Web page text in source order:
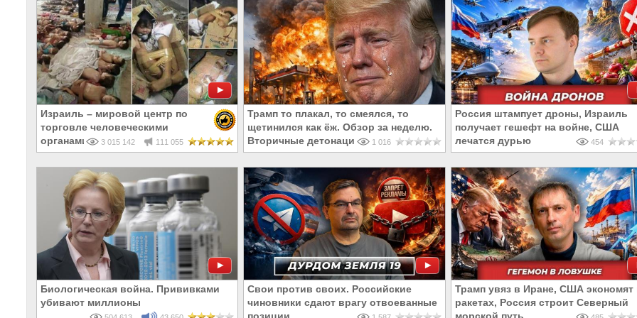
Израиль – мировой центр по
торговле человеческими
органами
3 015 142 111 055
Трамп то плакал, то смеялся, то
щетинился как ёж. Обзор за неделю.
Вторичные детонации. 12 июля 2026
1 016
Россия штампует дроны, Израиль
получает гешефт на войне, США
лечатся дурью
454
Биологическая война. Прививками
убивают миллионы
Свои против своих. Российские
чиновники сдают врагу отвоеванные
Трамп увяз в Иране, США экономят
ракетах, Россия строит Северный